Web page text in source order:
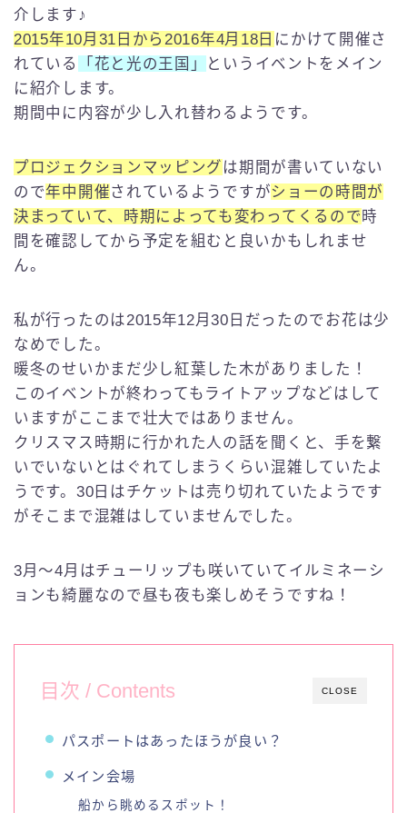
介します♪
2015年10月31日から2016年4月18日 にかけて開催さ
れている
「花と光の王国」
というイベントをメイン
に紹介します。
期間中に内容が少し入れ替わるようです。
プロジェクションマッピング は期間が書いていない
ので年中開催されているようですがショーの時間が
決まっていて、時期によっても変わってくるので 時
間を確認してから予定を組むと良いかもしれませ
ん。
私が行ったのは2015年12月30日だったのでお花は少
なめでした。
暖冬のせいかまだ少し紅葉した木がありました！
このイベントが終わってもライトアップなどはして
いますがここまで壮大ではありません。
クリスマス時期に行かれた人の話を聞くと、手を繋
いでいないとはぐれてしまうくらい混雑していたよ
うです。30日はチケットは売り切れていたようです
がそこまで混雑はしていませんでした。
3月〜4月はチューリップも咲いていてイルミネーシ
ョンも綺麗なので昼も夜も楽しめそうですね！
CLOSE
目次 / Contents
パスポートはあったほうが良い？
メイン会場
船から眺めるスポット！